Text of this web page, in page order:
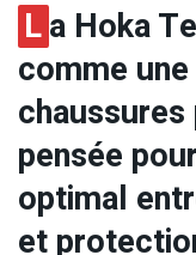
La Hoka
comme
pensée
optimal
et